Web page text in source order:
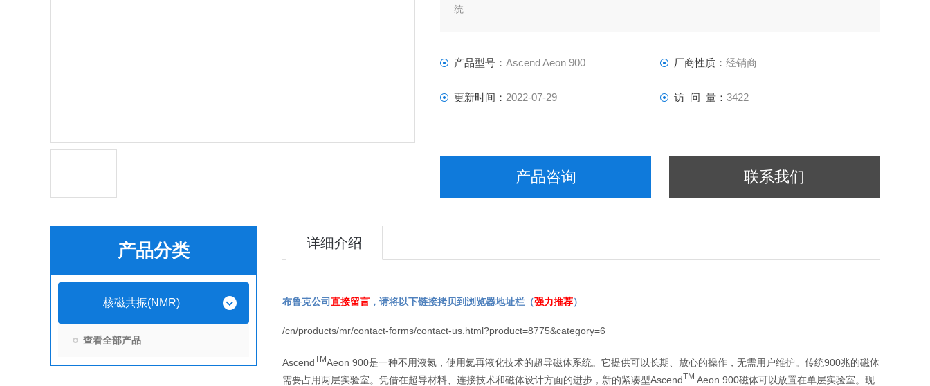
统
产品型号： Ascend Aeon 900 厂商性质： 经销商
更新时间： 2022-07-29 访 问 量： 3422
产品咨询 联系我们
产品分类
核磁共振(NMR)
查看全部产品
详细介绍
布鲁克公司直接留言 ，请将以下链接拷贝到浏览器地址栏（强力推荐）
/cn/products/mr/contact-forms/contact-us.html?product=8775&category=6
AscendTMAeon 900是一种不用液氮，使用氦再液化技术的超导磁体系统。它提供可以长期、放心的操作，无需用户维护。传统900兆的磁体
需要占用两层实验室。凭借在超导材料、连接技术和磁体设计方面的进步，新的紧凑型AscendTM Aeon 900磁体可以放置在单层实验室。现